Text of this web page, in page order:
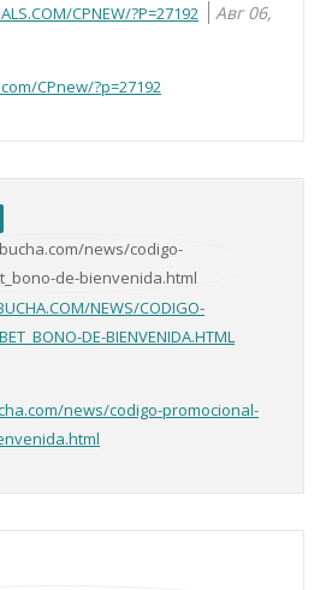
CPNEW/?P=27192
Авг 06,
CPnew/?p=27192
NEWS/CODIGO-
DE-BIENVENIDA.HTML
news/codigo-promocional-